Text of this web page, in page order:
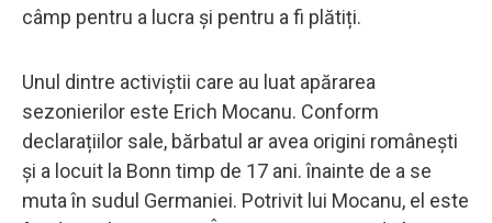
câmp pentru a lucra şi pentru a fi plătiți.
Unul dintre activiștii care au luat apărarea
sezonierilor este Erich Mocanu. Conform
declarațiilor sale, bărbatul ar avea origini românești
şi a locuit la Bonn timp de 17 ani. înainte de a se
muta în sudul Germaniei. Potrivit lui Mocanu, el este